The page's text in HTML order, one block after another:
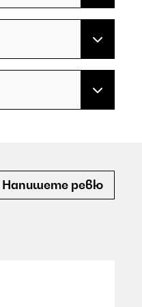
Напишете ревю